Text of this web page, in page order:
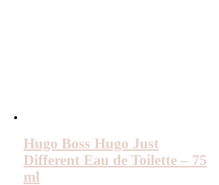
Hugo Boss Hugo Just
Different Eau de Toilette – 75
ml